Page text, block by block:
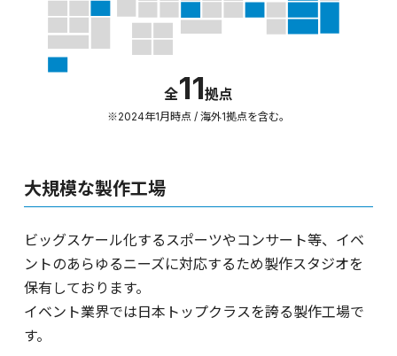
全11拠点
※2024年1月時点 / 海外1拠点を含む。
大規模な製作工場
ビッグスケール化するスポーツやコンサート等、イベ
ントのあらゆるニーズに対応するため製作スタジオを
保有しております。
イベント業界では日本トップクラスを誇る製作工場で
す。